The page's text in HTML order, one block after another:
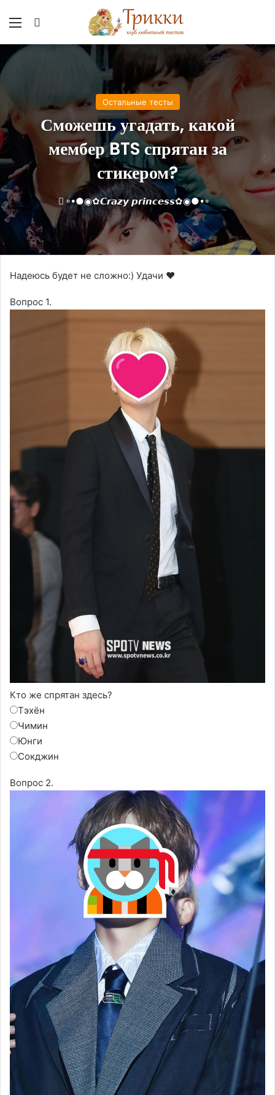
Меню
Остальные тесты
Сможешь угадать, какой
мембер BTS спрятан за
стикером?
◦•●◉✿𝘾𝙧𝙖𝙯𝙮 𝙥𝙧𝙞𝙣𝙘𝙚𝙨𝙨✿◉●•◦
Надеюсь будет не сложно:) Удачи ❤
Вопрос 1.
Кто же спрятан здесь?
Тэхён
Чимин
Юнги
Сокджин
Вопрос 2.